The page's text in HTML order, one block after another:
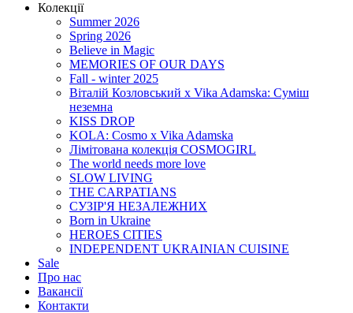
Колекції
Summer 2026
Spring 2026
Believe in Magic
MEMORIES OF OUR DAYS
Fall - winter 2025
Віталій Козловський x Vika Adamska: Суміш
неземна
KISS DROP
KOLA: Cosmo x Vika Adamska
Лімітована колекція COSMOGIRL
The world needs more love
SLOW LIVING
THE CARPATIANS
СУЗІР'Я НЕЗАЛЕЖНИХ
Born in Ukraine
HEROES CITIES
INDEPENDENT UKRAINIAN CUISINE
Sale
Про нас
Вакансії
Контакти